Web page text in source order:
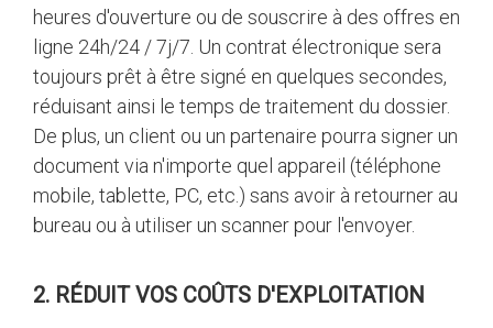
heures d'ouverture ou de souscrire à des offres en
ligne 24h/24 / 7j/7. Un contrat électronique sera
toujours prêt à être signé en quelques secondes,
réduisant ainsi le temps de traitement du dossier.
De plus, un client ou un partenaire pourra signer un
document via n'importe quel appareil (téléphone
mobile, tablette, PC, etc.) sans avoir à retourner au
bureau ou à utiliser un scanner pour l'envoyer.
2. RÉDUIT VOS COÛTS D'EXPLOITATION